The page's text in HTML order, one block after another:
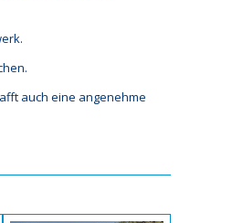
auch eine angenehme